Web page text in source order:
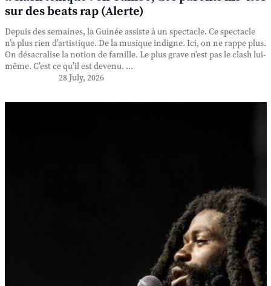
sur des beats rap (Alerte)
Depuis des semaines, la Guinée assiste à un spectacle. Ce spectacle
n’a plus rien d’artistique. De la musique indigne. Ici, on ne rappe plus.
On désacralise la notion de famille. Le plus grave n’est pas le clash lui-
même. C’est ce qu’il est devenu. ...
28 July, 2026